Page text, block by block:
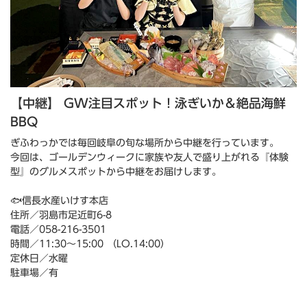
【中継】 GW注目スポット！泳ぎいか＆絶品海鮮
BBQ
ぎふわっかでは毎回岐阜の旬な場所から中継を行っています。
今回は、ゴールデンウィークに家族や友人で盛り上がれる『体験
型』のグルメスポットから中継をお届けします。
🐟信長水産いけす本店
住所／羽島市足近町6-8
電話／058-216-3501
時間／11:30～15:00 （LO.14:00）
定休日／水曜
駐車場／有